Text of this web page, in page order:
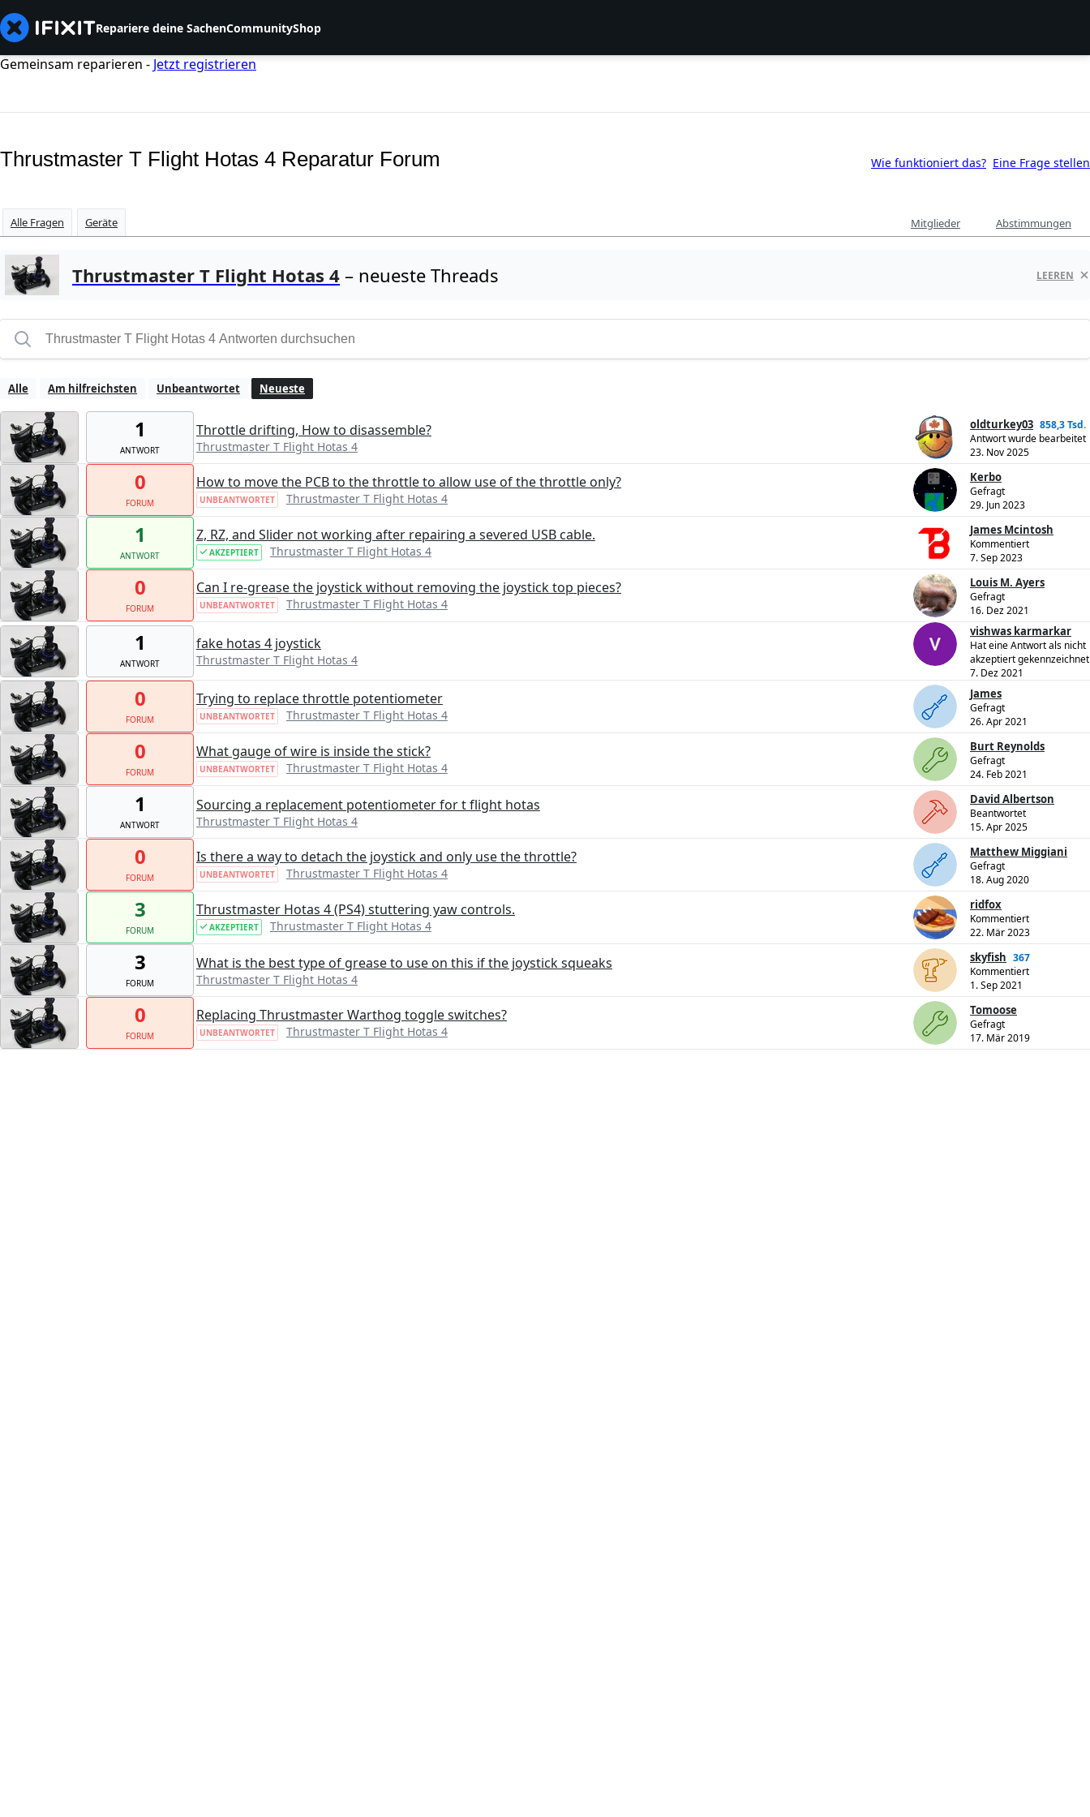
Repariere deine SachenCommunityShop
Gemeinsam reparieren - Jetzt registrieren
Thrustmaster T Flight Hotas 4 Reparatur Forum Wie funktioniert das? Eine Frage stellen
Alle Fragen Geräte Mitglieder Abstimmungen
Thrustmaster T Flight Hotas 4 – neueste Threads LEEREN
Alle Am hilfreichsten Unbeantwortet Neueste
1
ANTWORT
Throttle drifting, How to disassemble?
Thrustmaster T Flight Hotas 4
oldturkey03 858,3 Tsd.
Antwort wurde bearbeitet
23. Nov 2025
0
FORUM
How to move the PCB to the throttle to allow use of the throttle only?
UNBEANTWORTET Thrustmaster T Flight Hotas 4
Kerbo
Gefragt
29. Jun 2023
1
ANTWORT
Z, RZ, and Slider not working after repairing a severed USB cable.
AKZEPTIERT Thrustmaster T Flight Hotas 4
James Mcintosh
Kommentiert
7. Sep 2023
0
FORUM
Can I re-grease the joystick without removing the joystick top pieces?
UNBEANTWORTET Thrustmaster T Flight Hotas 4
Louis M. Ayers
Gefragt
16. Dez 2021
1
ANTWORT
fake hotas 4 joystick
Thrustmaster T Flight Hotas 4
vishwas karmarkar
Hat eine Antwort als nicht
akzeptiert gekennzeichnet
7. Dez 2021
0
FORUM
Trying to replace throttle potentiometer
UNBEANTWORTET Thrustmaster T Flight Hotas 4
James
Gefragt
26. Apr 2021
0
FORUM
What gauge of wire is inside the stick?
UNBEANTWORTET Thrustmaster T Flight Hotas 4
Burt Reynolds
Gefragt
24. Feb 2021
1
ANTWORT
Sourcing a replacement potentiometer for t flight hotas
Thrustmaster T Flight Hotas 4
David Albertson
Beantwortet
15. Apr 2025
0
FORUM
Is there a way to detach the joystick and only use the throttle?
UNBEANTWORTET Thrustmaster T Flight Hotas 4
Matthew Miggiani
Gefragt
18. Aug 2020
3
FORUM
Thrustmaster Hotas 4 (PS4) stuttering yaw controls.
AKZEPTIERT Thrustmaster T Flight Hotas 4
ridfox
Kommentiert
22. Mär 2023
3
FORUM
What is the best type of grease to use on this if the joystick squeaks
Thrustmaster T Flight Hotas 4
skyfish 367
Kommentiert
1. Sep 2021
0
FORUM
Replacing Thrustmaster Warthog toggle switches?
UNBEANTWORTET Thrustmaster T Flight Hotas 4
Tomoose
Gefragt
17. Mär 2019